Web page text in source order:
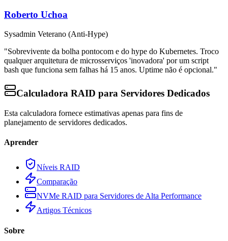
Roberto Uchoa
Sysadmin Veterano (Anti-Hype)
"Sobrevivente da bolha pontocom e do hype do Kubernetes. Troco
qualquer arquitetura de microsserviços 'inovadora' por um script
bash que funciona sem falhas há 15 anos. Uptime não é opcional."
Calculadora RAID para Servidores Dedicados
Esta calculadora fornece estimativas apenas para fins de
planejamento de servidores dedicados.
Aprender
Níveis RAID
Comparação
NVMe RAID para Servidores de Alta Performance
Artigos Técnicos
Sobre